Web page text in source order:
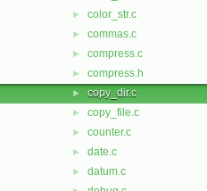
► color_str.c
► commas.c
► compress.c
► compress.h
► copy_dir.c
► copy_file.c
► counter.c
► date.c
► datum.c